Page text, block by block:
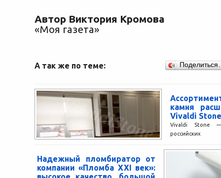
Автор Виктория Кромова
«Моя газета»
А так же по теме:
камня
Vivaldi Stone
Vivaldi Stone
направление
изготовление
Надежный пломбиратор от
компании «Пломба XXI век»: